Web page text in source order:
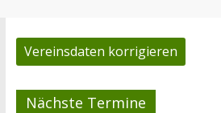
Vereinsdaten korrigieren
Nächste Termine